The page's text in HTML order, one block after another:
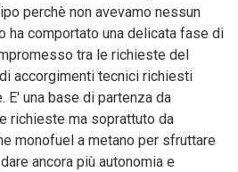
perchè non avevamo nessun
ha comportato una delicata fase di
tra le richieste del
accorgimenti tecnici richiesti
E' una base di partenza da
richieste ma soprattuto da
monofuel a metano per sfruttare
ancora più autonomia e